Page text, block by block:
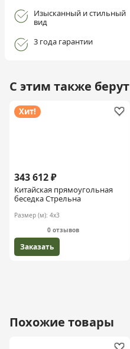
Изысканный и стильный
вид
3 года гарантии
С этим также берут
Хит!
343 612 ₽
Китайская прямоугольная
беседка Стрельна
Размер (м): 4х3
0 отзывов
Заказать
Похожие товары